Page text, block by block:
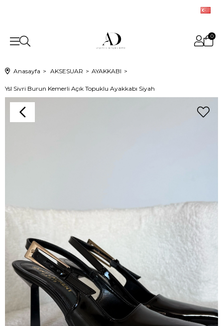
0
Anasayfa AKSESUAR AYAKKABI
Ysl Sivri Burun Kemerli Açık Topuklu Ayakkabı Siyah